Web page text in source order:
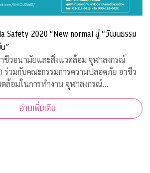
Safety 2020 “New normal สู่ “วัฒนธรรม
”
ชีวอนามัยและสิ่งแวดล้อม จุฬาลงกรณ์
วมกับคณะกรรมการความปลอดภัย อาชีว
ล้อมในการทำงาน จุฬาลงกรณ์
เครือข่าย จัดงาน “Chula Safety 2020
มความปลอดภัยอย่างยั่งยืน” ระหว
อ่านเพิ่มเติม